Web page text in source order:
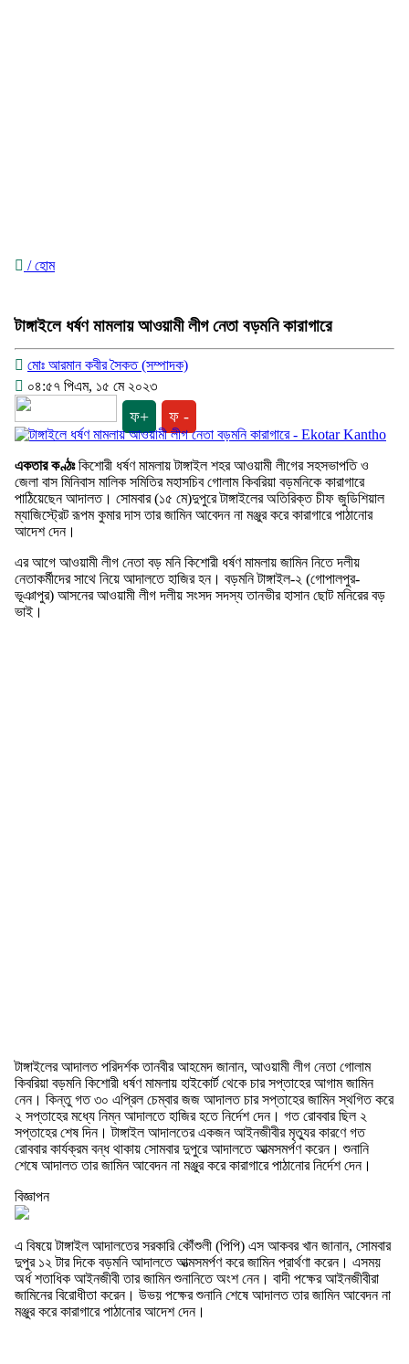
/ হোম
টাঙ্গাইলে ধর্ষণ মামলায় আওয়ামী লীগ নেতা বড়মনি কারাগারে
মোঃ আরমান কবীর সৈকত (সম্পাদক)
০৪:৫৭ পিএম, ১৫ মে ২০২৩
ফ+ ফ -
একতার কণ্ঠঃকিশোরী ধর্ষণ মামলায় টাঙ্গাইল শহর আওয়ামী লীগের সহসভাপতি ও
জেলা বাস মিনিবাস মালিক সমিতির মহাসচিব গোলাম কিবরিয়া বড়মনিকে কারাগারে
পাঠিয়েছেন আদালত। সোমবার (১৫ মে)দুপুরে টাঙ্গাইলের অতিরিক্ত চীফ জুডিশিয়াল
ম্যাজিস্ট্রেট রূপম কুমার দাস তার জামিন আবেদন না মঞ্জুর করে কারাগারে পাঠানোর
আদেশ দেন।
এর আগে আওয়ামী লীগ নেতা বড় মনি কিশোরী ধর্ষণ মামলায় জামিন নিতে দলীয়
নেতাকর্মীদের সাথে নিয়ে আদালতে হাজির হন। বড়মনি টাঙ্গাইল-২ (গোপালপুর-
ভূঞাপুর) আসনের আওয়ামী লীগ দলীয় সংসদ সদস্য তানভীর হাসান ছোট মনিরের বড়
ভাই।
টাঙ্গাইলের আদালত পরিদর্শক তানবীর আহমেদ জানান, আওয়ামী লীগ নেতা গোলাম
কিবরিয়া বড়মনি কিশোরী ধর্ষণ মামলায় হাইকোর্ট থেকে চার সপ্তাহের আগাম জামিন
নেন। কিন্তু গত ৩০ এপ্রিল চেম্বার জজ আদালত চার সপ্তাহের জামিন স্থগিত করে
২ সপ্তাহের মধ্যে নিম্ন আদালতে হাজির হতে নির্দেশ দেন। গত রোববার ছিল ২
সপ্তাহের শেষ দিন। টাঙ্গাইল আদালতের একজন আইনজীবীর মৃত্যুর কারণে গত
রোববার কার্যক্রম বন্ধ থাকায় সোমবার দুপুরে আদালতে আত্মসমর্পণ করেন। শুনানি
শেষে আদালত তার জামিন আবেদন না মঞ্জুর করে কারাগারে পাঠানোর নির্দেশ দেন।
বিজ্ঞাপন
এ বিষয়ে টাঙ্গাইল আদালতের সরকারি কৌঁশুলী (পিপি) এস আকবর খান জানান, সোমবার
দুপুর ১২ টার দিকে বড়মনি আদালতে আত্মসমর্পণ করে জামিন প্রার্থণা করেন। এসময়
অর্ধ শতাধিক আইনজীবী তার জামিন শুনানিতে অংশ নেন। বাদী পক্ষের আইনজীবীরা
জামিনের বিরোধীতা করেন। উভয় পক্ষের শুনানি শেষে আদালত তার জামিন আবেদন না
মঞ্জুর করে কারাগারে পাঠানোর আদেশ দেন।